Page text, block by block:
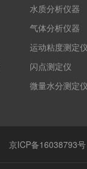
水质分析仪器
气体分析仪器
运动粘度测定
闪点测定仪
微量水分测定
京ICP备16038793号